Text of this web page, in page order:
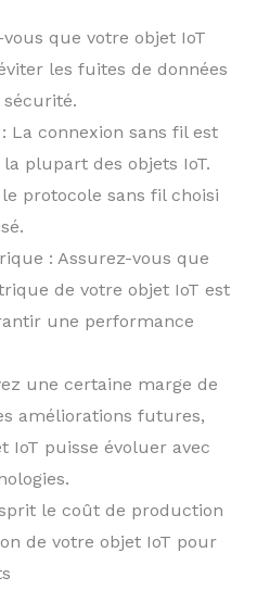
que votre objet IoT
les fuites de données
sécurité.
La connexion sans fil est
plupart des objets IoT.
protocole sans fil choisi
: Assurez-vous que
de votre objet IoT est
une performance
une certaine marge de
améliorations futures,
IoT puisse évoluer avec
le coût de production
de votre objet IoT pour